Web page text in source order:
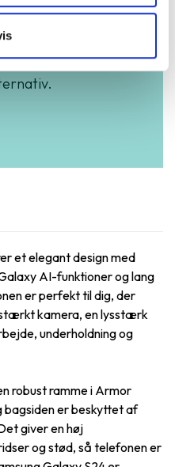
og guide dig i
et elegant design med
AI-funktioner og lang
er perfekt til dig, der
kamera, en lysstærk
underholdning og
robust ramme i Armor
bagsiden er beskyttet af
giver en høj
og stød, så telefonen er